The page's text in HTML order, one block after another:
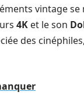
vintage se
4K et le son
des